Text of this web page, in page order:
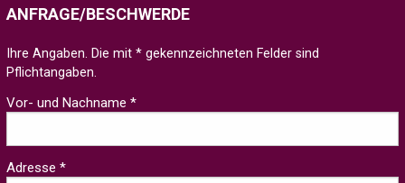
ANFRAGE/BESCHWERDE
Ihre Angaben. Die mit * gekennzeichneten Felder sind
Pflichtangaben.
Vor- und Nachname *
Adresse *